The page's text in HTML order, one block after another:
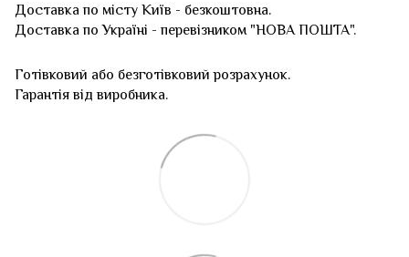
Доставка по місту Київ - безкоштовна.
Доставка по Україні - перевізником "НОВА ПОШТА".
Готівковий або безготівковий розрахунок.
Гарантія від виробника.